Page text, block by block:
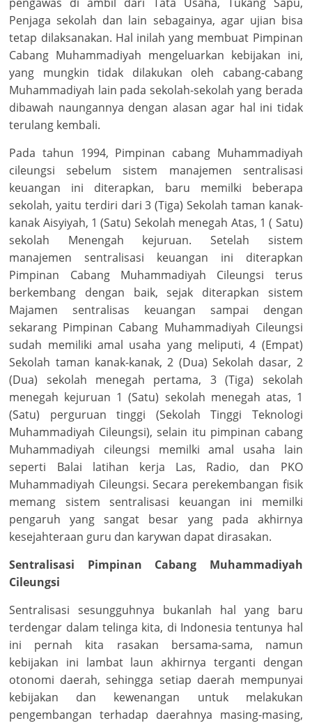
Penjaga sekolah dan lain sebagainya, agar ujian bisa
tetap dilaksanakan. Hal inilah yang membuat Pimpinan
Cabang Muhammadiyah mengeluarkan kebijakan ini,
yang mungkin tidak dilakukan oleh cabang-cabang
Muhammadiyah lain pada sekolah-sekolah yang berada
dibawah naungannya dengan alasan agar hal ini tidak
terulang kembali.
Pada tahun 1994, Pimpinan cabang Muhammadiyah
cileungsi sebelum sistem manajemen sentralisasi
keuangan ini diterapkan, baru memilki beberapa
sekolah, yaitu terdiri dari 3 (Tiga) Sekolah taman kanak-
kanak Aisyiyah, 1 (Satu) Sekolah menegah Atas, 1 ( Satu)
sekolah Menengah kejuruan. Setelah sistem
manajemen sentralisasi keuangan ini diterapkan
Pimpinan Cabang Muhammadiyah Cileungsi terus
berkembang dengan baik, sejak diterapkan sistem
Majamen sentralisas keuangan sampai dengan
sekarang Pimpinan Cabang Muhammadiyah Cileungsi
sudah memiliki amal usaha yang meliputi, 4 (Empat)
Sekolah taman kanak-kanak, 2 (Dua) Sekolah dasar, 2
(Dua) sekolah menegah pertama, 3 (Tiga) sekolah
menegah kejuruan 1 (Satu) sekolah menegah atas, 1
(Satu) perguruan tinggi (Sekolah Tinggi Teknologi
Muhammadiyah Cileungsi), selain itu pimpinan cabang
Muhammadiyah cileungsi memilki amal usaha lain
seperti Balai latihan kerja Las, Radio, dan PKO
Muhammadiyah Cileungsi. Secara perekembangan fisik
memang sistem sentralisasi keuangan ini memilki
pengaruh yang sangat besar yang pada akhirnya
kesejahteraan guru dan karywan dapat dirasakan.
Sentralisasi Pimpinan Cabang Muhammadiyah
Cileungsi
Sentralisasi sesungguhnya bukanlah hal yang baru
terdengar dalam telinga kita, di Indonesia tentunya hal
ini pernah kita rasakan bersama-sama, namun
kebijakan ini lambat laun akhirnya terganti dengan
otonomi daerah, sehingga setiap daerah mempunyai
kebijakan dan kewenangan untuk melakukan
pengembangan terhadap daerahnya masing-masing,